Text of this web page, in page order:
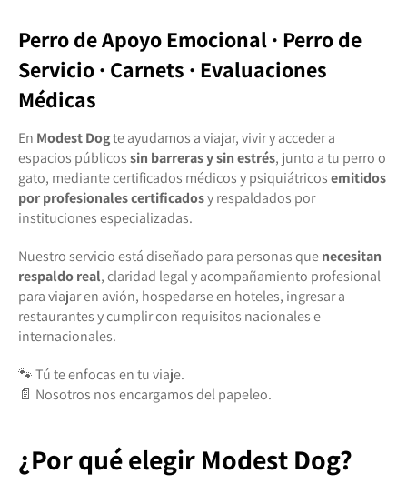
Perro de Apoyo Emocional · Perro de
Servicio · Carnets · Evaluaciones
Médicas
En Modest Dogte ayudamos a viajar, vivir y acceder a
espacios públicossin barreras y sin estrés, junto a tu perro o
gato, mediante certificados médicos y psiquiátricosemitidos
por profesionales certificadosy respaldados por
instituciones especializadas.
Nuestro servicio está diseñado para personas quenecesitan
respaldo real, claridad legal y acompañamiento profesional
para viajar en avión, hospedarse en hoteles, ingresar a
restaurantes y cumplir con requisitos nacionales e
internacionales.
🐾 Tú te enfocas en tu viaje.
📄 Nosotros nos encargamos del papeleo.
¿Por qué elegir Modest Dog?